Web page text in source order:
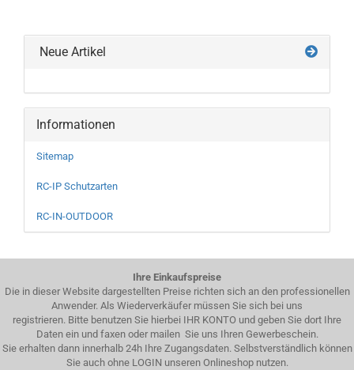
Neue Artikel
Informationen
Sitemap
RC-IP Schutzarten
RC-IN-OUTDOOR
Ihre Einkaufspreise
Die in dieser Website dargestellten Preise richten sich an den professionellen
Anwender. Als Wiederverkäufer müssen Sie sich bei uns
registrieren. Bitte benutzen Sie hierbei IHR KONTO und geben Sie dort Ihre
Daten ein und faxen oder mailen Sie uns Ihren Gewerbeschein.
Sie erhalten dann innerhalb 24h Ihre Zugangsdaten. Selbstverständlich können
Sie auch ohne LOGIN unseren Onlineshop nutzen.